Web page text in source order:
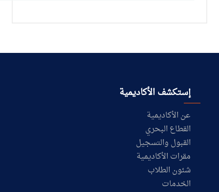
إستكشف الأكاديمية
عن الأكاديمية
القطاع البحري
القبول والتسجيل
مقرات الأكاديمية
شئون الطلاب
الخدمات